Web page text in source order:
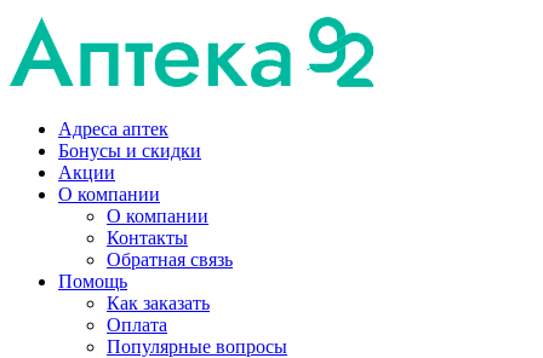
Адреса аптек
Бонусы и скидки
Акции
О компании
О компании
Контакты
Обратная связь
Помощь
Как заказать
Оплата
Популярные вопросы